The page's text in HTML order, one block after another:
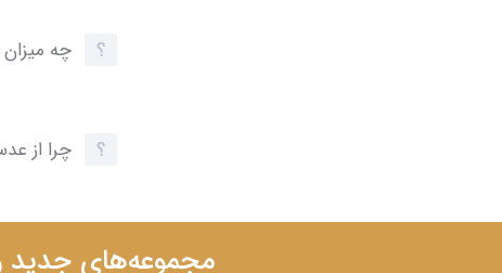
چه
چرا از
مجموعه‌های جدید